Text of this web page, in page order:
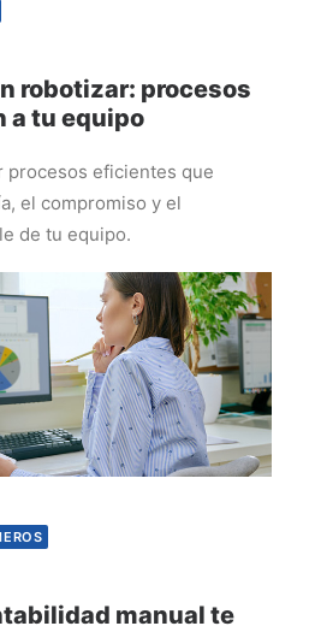
robotizar: procesos
a tu equipo
procesos eficientes que
el compromiso y el
de tu equipo.
manual te